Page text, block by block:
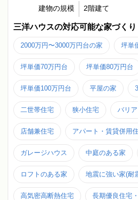
建物の規模 2階建て
三洋ハウスの対応可能な家づくり
2000万円〜3000万円台の家 坪単
坪単価70万円台 坪単価80万円台
坪単価100万円台 平屋の家
二世帯住宅 狭小住宅 バリ
店舗兼住宅 アパート・賃貸併用
ガレージハウス 中庭のある家
ロフトのある家 地震に強い家(耐
高気密高断熱住宅 長期優良住宅